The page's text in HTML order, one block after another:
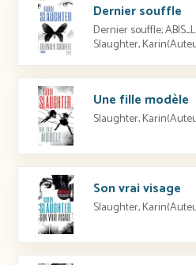
Dernier souffle
Dernier souffle;
Slaughter,
Une fille modèle
Slaughter,
Son vrai visage
Slaughter,